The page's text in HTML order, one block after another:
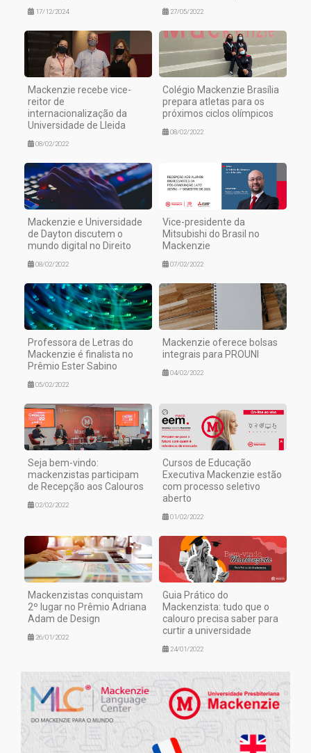
17/12/2024 27/05/2022
Mackenzie recebe vice-
reitor de
internacionalização da
Universidade de Lleida
08/02/2022
Colégio Mackenzie Brasília
prepara atletas para os
próximos ciclos olímpicos
08/02/2022
Mackenzie e Universidade
de Dayton discutem o
mundo digital no Direito
08/02/2022
Vice-presidente da
Mitsubishi do Brasil no
Mackenzie
07/02/2022
Professora de Letras do
Mackenzie é finalista no
Prêmio Ester Sabino
05/02/2022
Mackenzie oferece bolsas
integrais para PROUNI
04/02/2022
Seja bem-vindo:
mackenzistas participam
de Recepção aos Calouros
02/02/2022
Cursos de Educação
Executiva Mackenzie estão
com processo seletivo
aberto
01/02/2022
Mackenzistas conquistam
2º lugar no Prêmio Adriana
Adam de Design
26/01/2022
Guia Prático do
Mackenzista: tudo que o
calouro precisa saber para
curtir a universidade
24/01/2022